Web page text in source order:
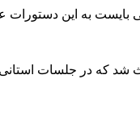
بایست به این دستورات
شد که در جلسات